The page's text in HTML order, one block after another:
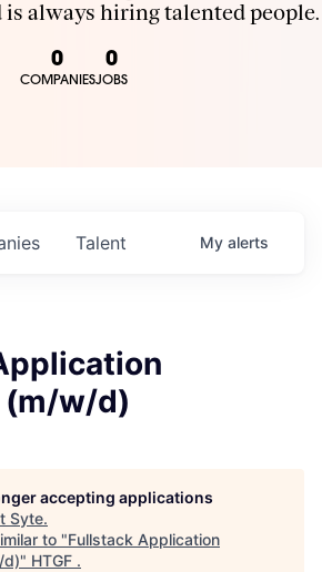
always hiring talented people.
0
COMPANIES
0
JOBS
Talent My alerts
(m/w/d)
accepting applications
Syte.
to "Fullstack Application
d)" HTGF .